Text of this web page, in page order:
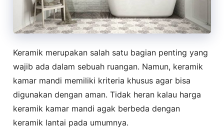
Keramik merupakan salah satu bagian penting yang
wajib ada dalam sebuah ruangan. Namun, keramik
kamar mandi memiliki kriteria khusus agar bisa
digunakan dengan aman. Tidak heran kalau harga
keramik kamar mandi agak berbeda dengan
keramik lantai pada umumnya.